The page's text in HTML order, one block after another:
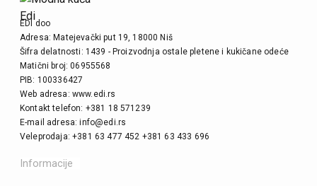
EDI doo
Adresa: Matejevački put 19, 18000 Niš
Šifra delatnosti: 1439 - Proizvodnja ostale pletene i kukičane odeće
Matični broj: 06955568
PIB: 100336427
Web adresa: www.edi.rs
Kontakt telefon: +381 18 571239
E-mail adresa: info@edi.rs
Veleprodaja: +381 63 477 452 +381 63 433 696
Informacije